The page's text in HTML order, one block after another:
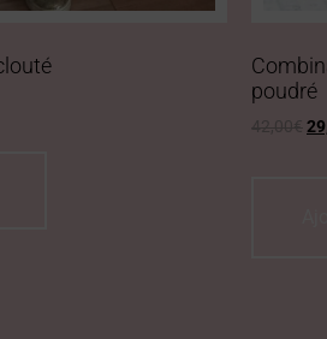
poudré